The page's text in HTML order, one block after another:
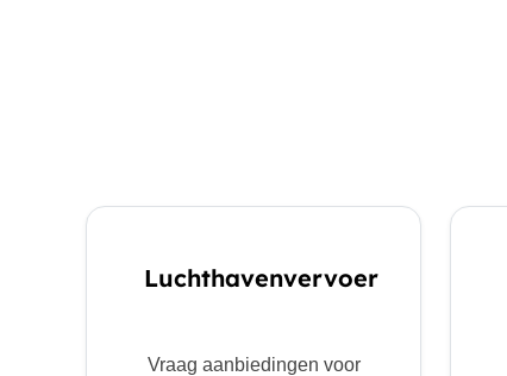
Luchthavenvervoer
Vraag aanbiedingen voor